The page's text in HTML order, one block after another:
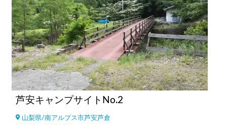
芦安キャンプサイトNo.2
山梨県/南アルプス市芦安芦倉